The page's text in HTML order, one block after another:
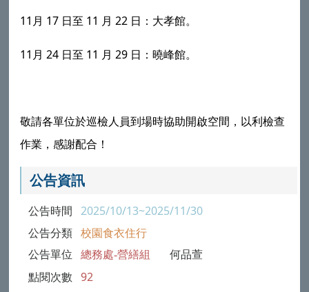
11 月 17 日至 11 月 22 日：大孝館。
11 月 24 日至 11 月 29 日：曉峰館。
敬請各單位於巡檢人員到場時協助開啟空間，以利檢查
作業，感謝配合！
公告資訊
公告時間 2025/10/13~2025/11/30
公告分類 校園食衣住行
公告單位 總務處-營繕組 何品萱
點閱次數 92